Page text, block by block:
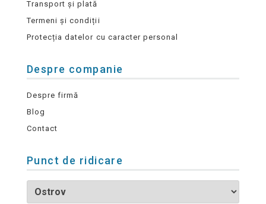
Transport și plată
Termeni și condiții
Protecția datelor cu caracter personal
Despre companie
Despre firmă
Blog
Contact
Punct de ridicare